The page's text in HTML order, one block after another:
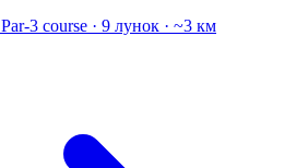
Par-3 course · 9 лунок · ~3 км